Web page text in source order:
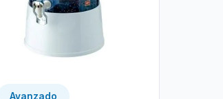
Avanzado